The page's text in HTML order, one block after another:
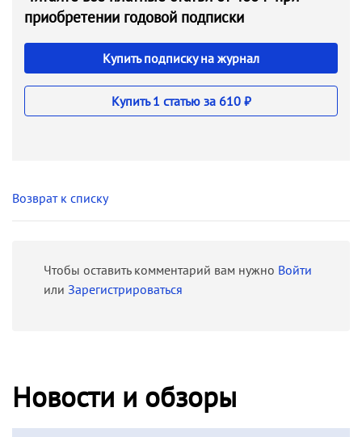
приобретении годовой подписки
Купить подписку на журнал
Купить 1 статью за 610 ₽
Возврат к списку
Чтобы оставить комментарий вам нужно Войти
или Зарегистрироваться
Новости и обзоры